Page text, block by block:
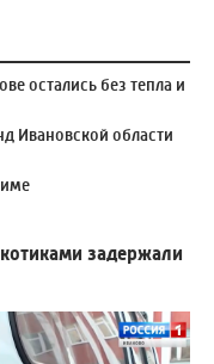
остались без тепла и
Ивановской области
задержали